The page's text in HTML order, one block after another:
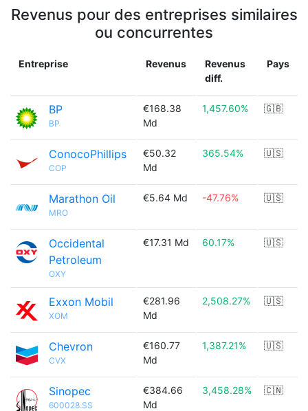
Revenus pour des entreprises similaires
ou concurrentes
Entreprise Revenus
Revenus
diff.
Pays
BP
BP
€168.38
Md
1,457.60% 🇬🇧
ConocoPhillips
COP
€50.32
Md
365.54% 🇺🇸
Marathon Oil
MRO
€5.64 Md -47.76% 🇺🇸
Occidental
Petroleum
OXY
€17.31 Md 60.17% 🇺🇸
Exxon Mobil
XOM
€281.96
Md
2,508.27% 🇺🇸
Chevron
CVX
€160.77
Md
1,387.21% 🇺🇸
Sinopec
600028.SS
€384.66
Md
3,458.28% 🇨🇳